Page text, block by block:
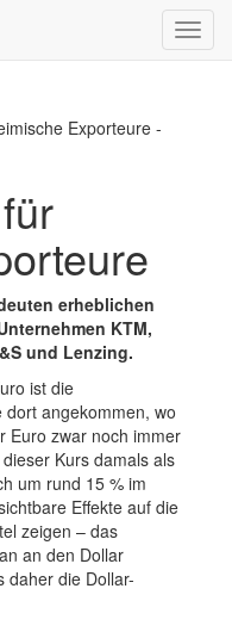
Exporteure -
erheblichen
KTM,
und Lenzing.
ist die
angekommen, wo
Euro zwar noch immer
Kurs damals als
um rund 15 % im
Effekte auf die
zeigen – das
an den Dollar
daher die Dollar-